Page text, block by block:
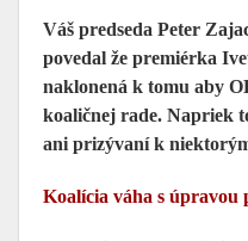
Váš predseda Peter
povedal že premiérka
naklonená k tomu aby
koaličnej rade. Napriek
ani prizývaní k
Koalícia váha s úpravou